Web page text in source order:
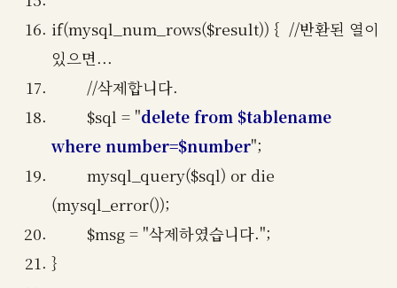
if(mysql_num_rows($result)) { //반환된 열이
있으면...
//삭제합니다.
$sql = "delete from $tablename
where number=$number";
mysql_query($sql) or die
(mysql_error());
$msg = "삭제하였습니다.";
}